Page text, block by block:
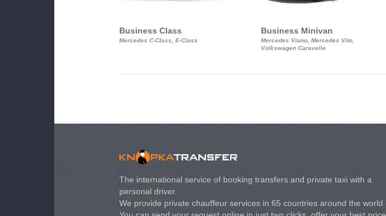
Business Class
Mercedes C-Class, E-Class
Business Minivan
Mercedes Viano, Mercedes Vito,
Volkswagen Caravelle
The international service of booking transfers and private taxi with a
personal driver.
We provide private chauffeur services in 65 countries around the world.